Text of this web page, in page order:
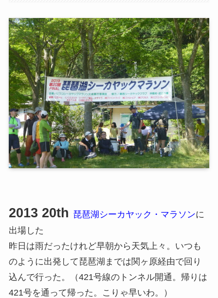
2013 20th 琵琶湖シーカヤック・マラソンに
出場した
昨日は雨だったけれど早朝から天気上々。いつも
のように出発して琵琶湖までは関ヶ原経由で回り
込んで行った。（421号線のトンネル開通。帰りは
421号を通って帰った。こりゃ早いわ。）